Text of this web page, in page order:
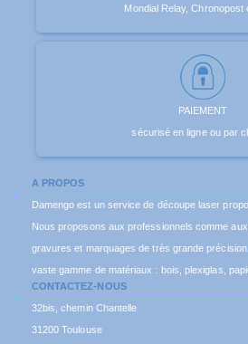
Mondial Relay, Chronopost
PAIEMENT
sécurisé en ligne ou par
A PROPOS
Damengo est un service de découpe laser
Nous proposons aux professionnels comme
gravures et marquages de très grande
vaste gamme de matériaux : bois, plexiglas,
CONTACTEZ-NOUS
32bis, chemin Chantelle
31200 Toulouse